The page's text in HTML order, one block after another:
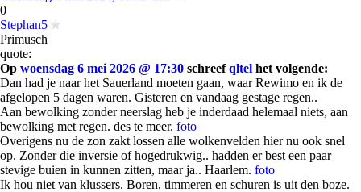
0
Stephan5
Primusch
quote:
Op woensdag 6 mei 2026 @ 17:30 schreefqltel het volgende:
Dan had je naar het Sauerland moeten gaan, waar Rewimo en ik de
afgelopen 5 dagen waren. Gisteren en vandaag gestage regen..
Aan bewolking zonder neerslag heb je inderdaad helemaal niets, aan
bewolking met regen. des te meer. foto
Overigens nu de zon zakt lossen alle wolkenvelden hier nu ook snel
op. Zonder die inversie of hogedrukwig.. hadden er best een paar
stevige buien in kunnen zitten, maar ja.. Haarlem. foto
Ik hou niet van klussers. Boren, timmeren en schuren is uit den boze.